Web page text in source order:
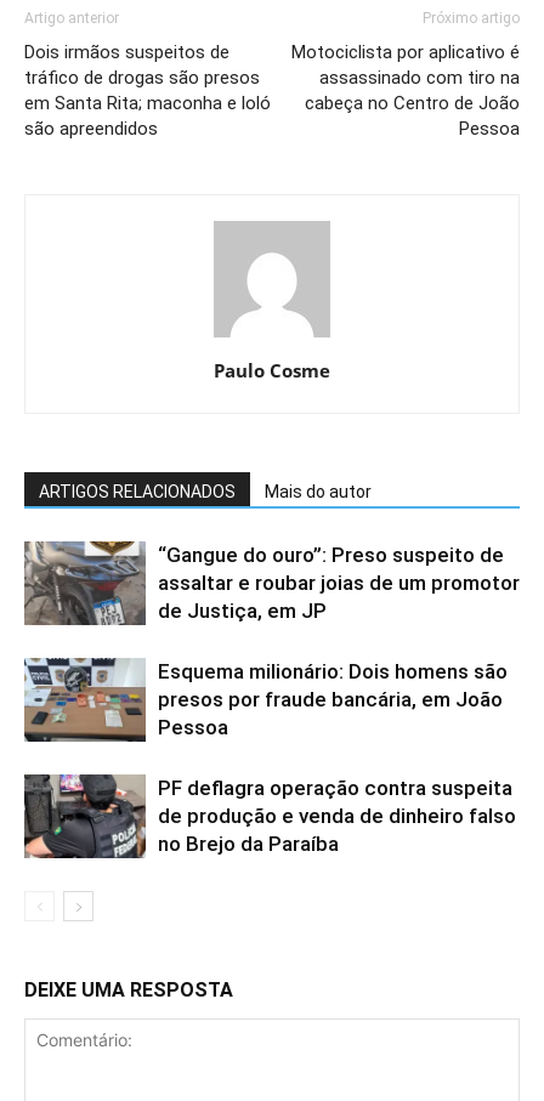
Artigo anterior
Dois irmãos suspeitos de
tráfico de drogas são presos
em Santa Rita; maconha e loló
são apreendidos
Próximo artigo
Motociclista por aplicativo é
assassinado com tiro na
cabeça no Centro de João
Pessoa
Paulo Cosme
ARTIGOS RELACIONADOS Mais do autor
“Gangue do ouro”: Preso suspeito de
assaltar e roubar joias de um promotor
de Justiça, em JP
Esquema milionário: Dois homens são
presos por fraude bancária, em João
Pessoa
PF deflagra operação contra suspeita
de produção e venda de dinheiro falso
no Brejo da Paraíba
DEIXE UMA RESPOSTA